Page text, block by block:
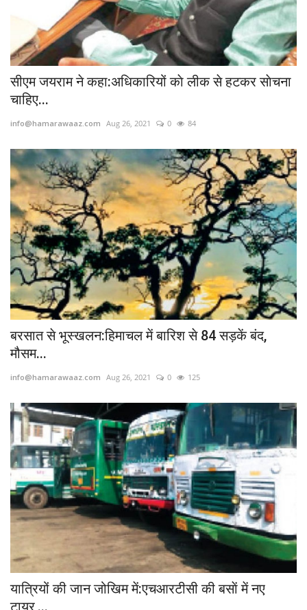
सीएम जयराम ने कहा:अधिकारियों काे लीक से हटकर साेचना
चाहिए...
info@hamarawaaz.com Aug 26, 2021 0 84
बरसात से भूस्खलन:हिमाचल में बारिश से 84 सड़कें बंद,
मौसम...
info@hamarawaaz.com Aug 26, 2021 0 125
यात्रियों की जान जोखिम में:एचआरटीसी की बसाें में नए
टायर,...